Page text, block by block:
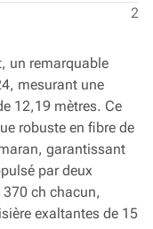
2
un remarquable
mesurant une
12,19 mètres. Ce
robuste en fibre de
garantissant
par deux
ch chacun,
exaltantes de 15